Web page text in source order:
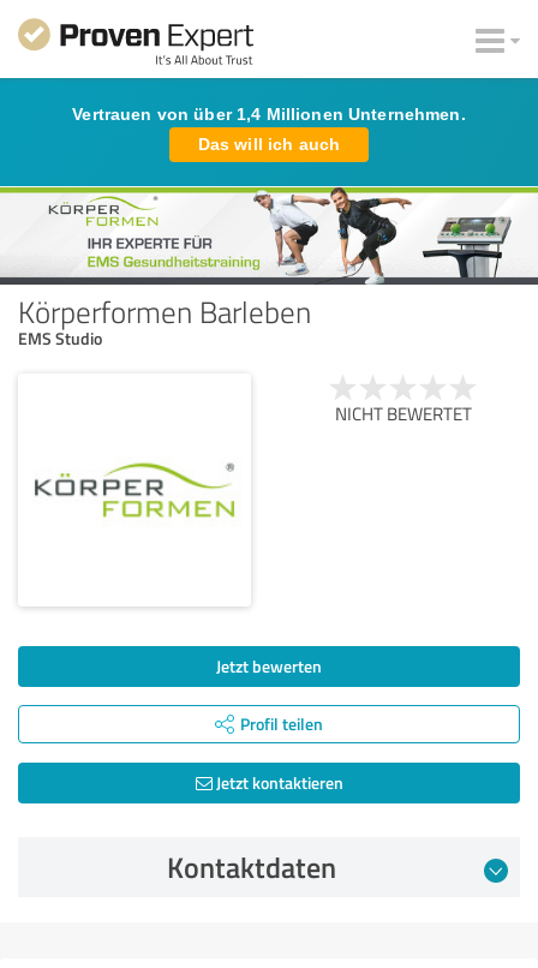
Vertrauen von über 1,4 Millionen Unternehmen.
Das will ich auch
Körperformen Barleben
EMS Studio
NICHT BEWERTET
Jetzt bewerten
Profil teilen
Jetzt kontaktieren
Kontaktdaten